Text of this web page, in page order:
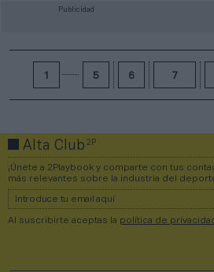
Publicidad
1 5 6 7
Alta Club2P
¡Únete a 2Playbook y comparte con tus
más relevantes sobre la industria del
Al suscribirte aceptas la política de